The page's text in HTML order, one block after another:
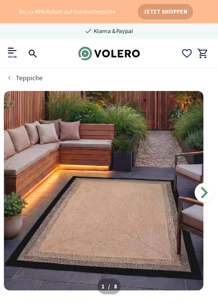
Bis zu 40% Rabatt auf Outdoorteppiche JETZT SHOPPEN
Klarna & Paypal
menu
Teppiche
1 / 8